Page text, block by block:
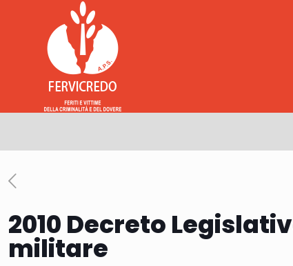
2010 Decreto
militare